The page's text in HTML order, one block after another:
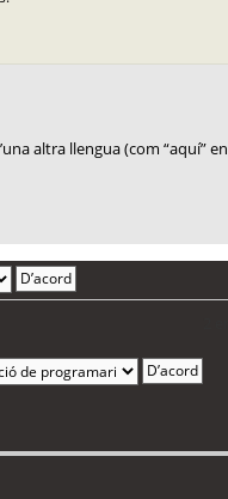
altra llengua (com “aquí” en